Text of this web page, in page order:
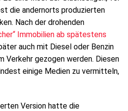
die andernorts produzierten
Nach der drohenden
Immobilien ab spätestens
auch mit Diesel oder Benzin
Verkehr gezogen werden. Diesen
einige Medien zu vermitteln,
Version hatte die